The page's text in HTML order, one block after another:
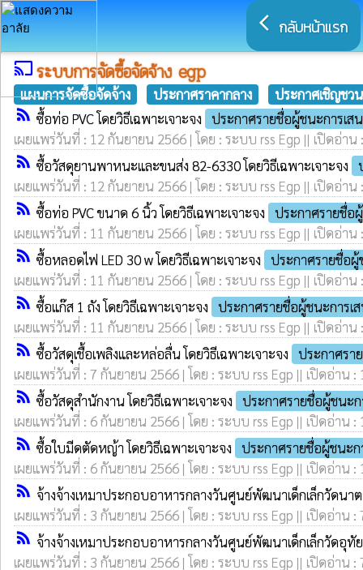
arrow_back_ios กลับหน้าแรก
castระบบการจัดซื้อจัดจ้าง egp
แผนการจัดซื้อจัดจ้าง ประกาศราคากลาง ประกาศเชิญชวน
rss_feed ซื้อท่อ PVC โดยวิธีเฉพาะเจาะจง
ประกาศรายชื่อผู้ชนะการเส
เผยแพร่วันที่ : 12 กันยายน 2566 | โดย : ระบบ rss Egp || เปิดอ่าน
rss_feed ซื้อวัสดุยานพาหนะและขนส่ง 82-6330 โดยวิธีเฉพาะเจาะจง
เผยแพร่วันที่ : 12 กันยายน 2566 | โดย : ระบบ rss Egp || เปิดอ่าน
rss_feed ซื้อท่อ PVC ขนาด 6 นิ้ว โดยวิธีเฉพาะเจาะจง
ประกาศรายชื่อ
เผยแพร่วันที่ : 11 กันยายน 2566 | โดย : ระบบ rss Egp || เปิดอ่าน
rss_feed ซื้อหลอดไฟ LED 30 w โดยวิธีเฉพาะเจาะจง
ประกาศรายชื่อผู้
เผยแพร่วันที่ : 11 กันยายน 2566 | โดย : ระบบ rss Egp || เปิดอ่าน
rss_feed ซื้อแก๊ส 1 ถัง โดยวิธีเฉพาะเจาะจง
ประกาศรายชื่อผู้ชนะการเ
เผยแพร่วันที่ : 11 กันยายน 2566 | โดย : ระบบ rss Egp || เปิดอ่าน
rss_feed ซื้อวัสดุเชื้อเพลิงและหล่อลื่น โดยวิธีเฉพาะเจาะจง
ประกาศรา
เผยแพร่วันที่ : 7 กันยายน 2566 | โดย : ระบบ rss Egp || เปิดอ่าน :
rss_feed ซื้อวัสดุสำนักงาน โดยวิธีเฉพาะเจาะจง
ประกาศรายชื่อผู้ชนะก
เผยแพร่วันที่ : 6 กันยายน 2566 | โดย : ระบบ rss Egp || เปิดอ่าน :
rss_feed ซื้อใบมีดตัดหญ้า โดยวิธีเฉพาะเจาะจง
ประกาศรายชื่อผู้ชนะก
เผยแพร่วันที่ : 6 กันยายน 2566 | โดย : ระบบ rss Egp || เปิดอ่าน :
rss_feed จ้างจ้างเหมาประกอบอาหารกลางวันศูนย์พัฒนาเด็กเล็กวัดน
เผยแพร่วันที่ : 3 กันยายน 2566 | โดย : ระบบ rss Egp || เปิดอ่าน :
rss_feed จ้างจ้างเหมาประกอบอาหารกลางวันศูนย์พัฒนาเด็กเล็กวัดอุ
เผยแพร่วันที่ : 3 กันยายน 2566 | โดย : ระบบ rss Egp || เปิดอ่าน :